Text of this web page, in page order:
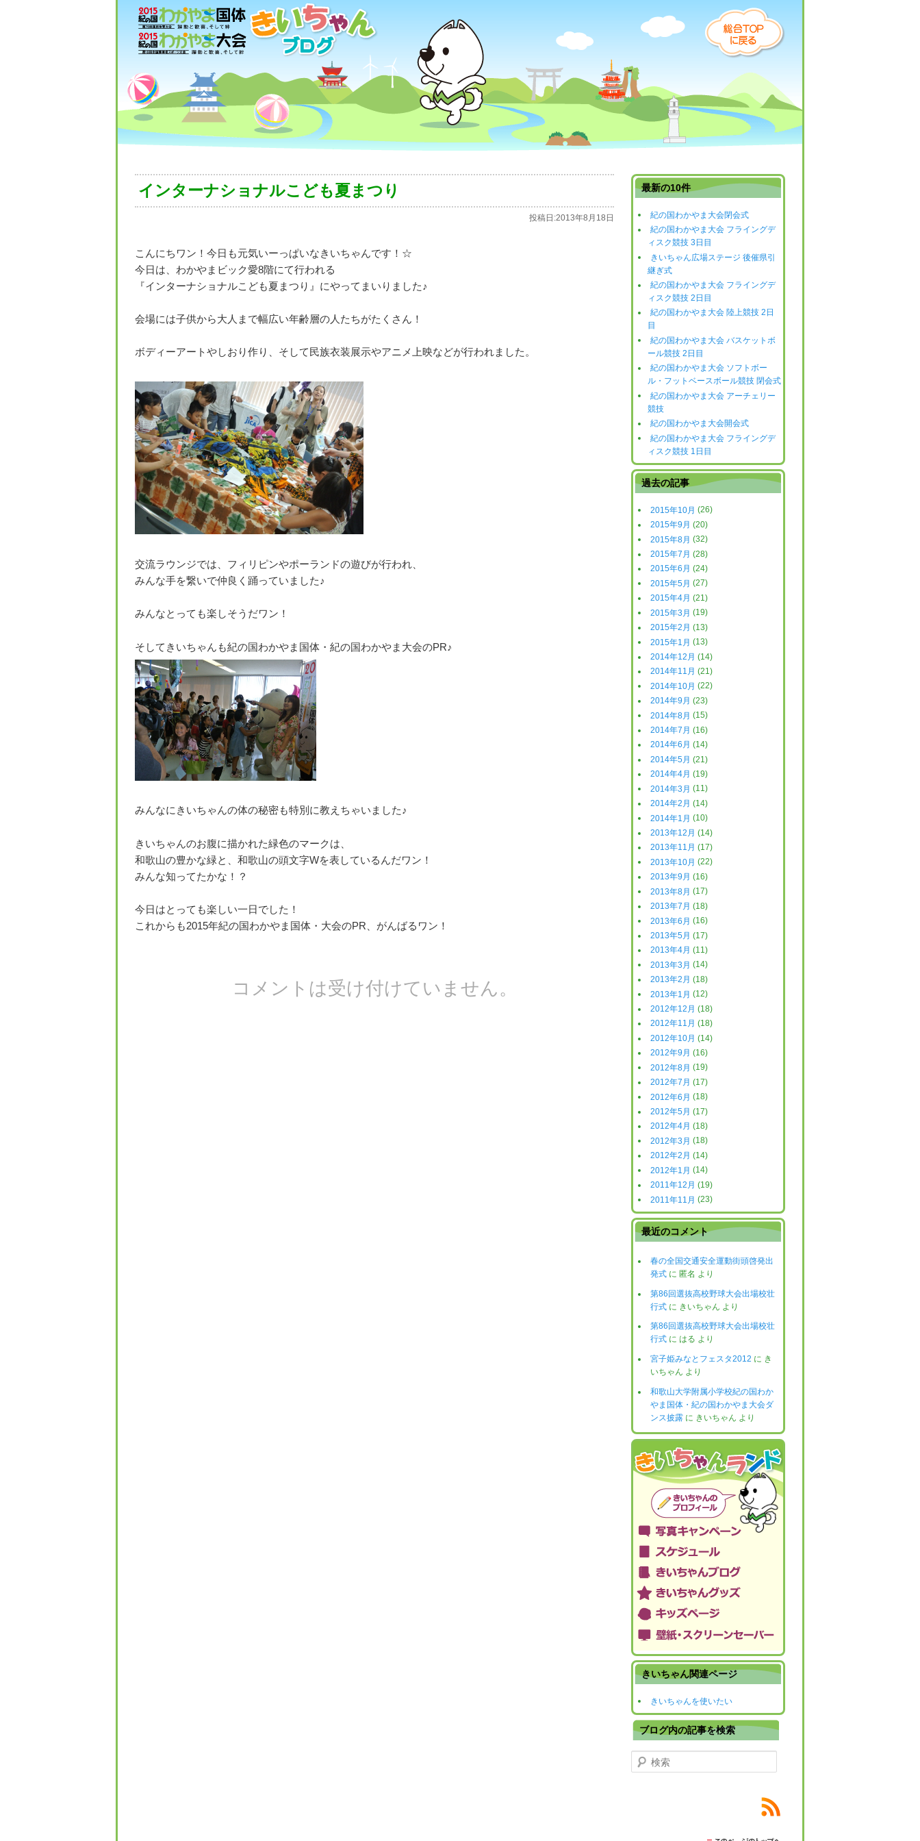
インターナショナルこども夏まつり
投稿日:2013年8月18日
こんにちワン！今日も元気いーっぱいなきいちゃんです！☆
今日は、わかやまビック愛8階にて行われる
『インターナショナルこども夏まつり』にやってまいりました♪
会場には子供から大人まで幅広い年齢層の人たちがたくさん！
ボディーアートやしおり作り、そして民族衣装展示やアニメ上映などが行われました。
交流ラウンジでは、フィリピンやポーランドの遊びが行われ、
みんな手を繋いで仲良く踊っていました♪
みんなとっても楽しそうだワン！
そしてきいちゃんも紀の国わかやま国体・紀の国わかやま大会のPR♪
みんなにきいちゃんの体の秘密も特別に教えちゃいました♪
きいちゃんのお腹に描かれた緑色のマークは、
和歌山の豊かな緑と、和歌山の頭文字Wを表しているんだワン！
みんな知ってたかな！？
今日はとっても楽しい一日でした！
これからも2015年紀の国わかやま国体・大会のPR、がんばるワン！
コメントは受け付けていません。
最新の10件
紀の国わかやま大会閉会式
紀の国わかやま大会 フライングデ
ィスク競技 3日目
きいちゃん広場ステージ 後催県引
継ぎ式
紀の国わかやま大会 フライングデ
ィスク競技 2日目
紀の国わかやま大会 陸上競技 2日
目
紀の国わかやま大会 バスケットボ
ール競技 2日目
紀の国わかやま大会 ソフトボー
ル・フットベースボール競技 閉会式
紀の国わかやま大会 アーチェリー
競技
紀の国わかやま大会開会式
紀の国わかやま大会 フライングデ
ィスク競技 1日目
過去の記事
2015年10月 (26)
2015年9月 (20)
2015年8月 (32)
2015年7月 (28)
2015年6月 (24)
2015年5月 (27)
2015年4月 (21)
2015年3月 (19)
2015年2月 (13)
2015年1月 (13)
2014年12月 (14)
2014年11月 (21)
2014年10月 (22)
2014年9月 (23)
2014年8月 (15)
2014年7月 (16)
2014年6月 (14)
2014年5月 (21)
2014年4月 (19)
2014年3月 (11)
2014年2月 (14)
2014年1月 (10)
2013年12月 (14)
2013年11月 (17)
2013年10月 (22)
2013年9月 (16)
2013年8月 (17)
2013年7月 (18)
2013年6月 (16)
2013年5月 (17)
2013年4月 (11)
2013年3月 (14)
2013年2月 (18)
2013年1月 (12)
2012年12月 (18)
2012年11月 (18)
2012年10月 (14)
2012年9月 (16)
2012年8月 (19)
2012年7月 (17)
2012年6月 (18)
2012年5月 (17)
2012年4月 (18)
2012年3月 (18)
2012年2月 (14)
2012年1月 (14)
2011年12月 (19)
2011年11月 (23)
最近のコメント
春の全国交通安全運動街頭啓発出
発式に 匿名 より
第86回選抜高校野球大会出場校壮
行式に きいちゃん より
第86回選抜高校野球大会出場校壮
行式に はる より
宮子姫みなとフェスタ2012 に き
いちゃん より
和歌山大学附属小学校紀の国わか
やま国体・紀の国わかやま大会ダ
ンス披露に きいちゃん より
きいちゃん関連ページ
きいちゃんを使いたい
ブログ内の記事を検索
検索